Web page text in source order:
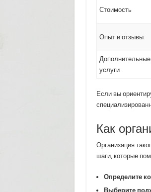
Стоимость
Опыт и отзывы
Дополнительные
услуги
Если вы
Как
Организация
шаги, которые
Определите
Выберите